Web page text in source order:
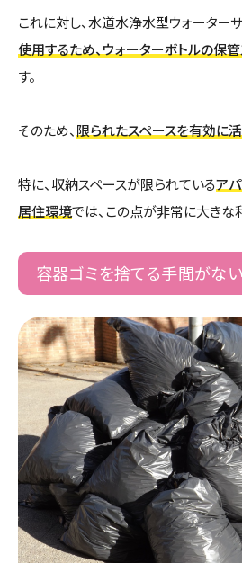
これに対し、水道水浄水型ウォーター
使用するため、ウォーターボトルの保
す。
そのため、 限られたスペースを有効に
特に、収納スペースが限られているア
居住環境では、この点が非常に大きな
容器ゴミを捨てる手間がない